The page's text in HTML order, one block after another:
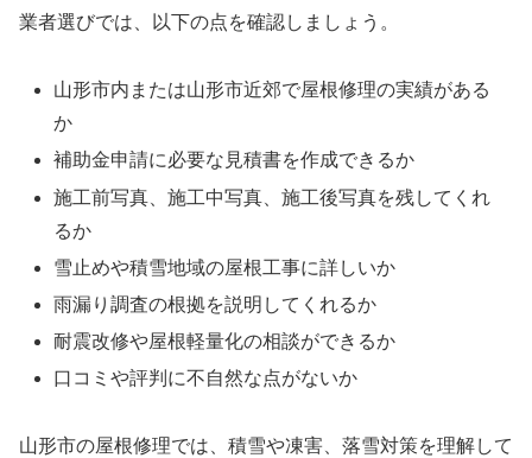
業者選びでは、以下の点を確認しましょう。
山形市内または山形市近郊で屋根修理の実績がある
か
補助金申請に必要な見積書を作成できるか
施工前写真、施工中写真、施工後写真を残してくれ
るか
雪止めや積雪地域の屋根工事に詳しいか
雨漏り調査の根拠を説明してくれるか
耐震改修や屋根軽量化の相談ができるか
口コミや評判に不自然な点がないか
山形市の屋根修理では、積雪や凍害、落雪対策を理解して